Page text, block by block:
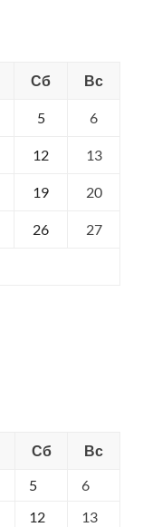
Сб Вс
5 6
12 13
19 20
26 27
Сб
Вс
5
6
12
13